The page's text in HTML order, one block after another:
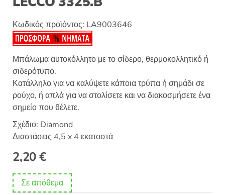
Κωδικός προϊόντος: LA9003646
Μπάλωμα αυτοκόλλητο με το σίδερο, θερμοκολλητικό ή
σιδερότυπο.
Κατάλληλο για να καλύψετε κάποια τρύπα ή σημάδι σε
ρούχο, ή απλά για να στολίσετε και να διακοσμήσετε ένα
σημείο που θέλετε.
Σχέδιο: Diamond
Διαστάσεις 4,5 x 4 εκατοστά
2,20€
Σε απόθεμα